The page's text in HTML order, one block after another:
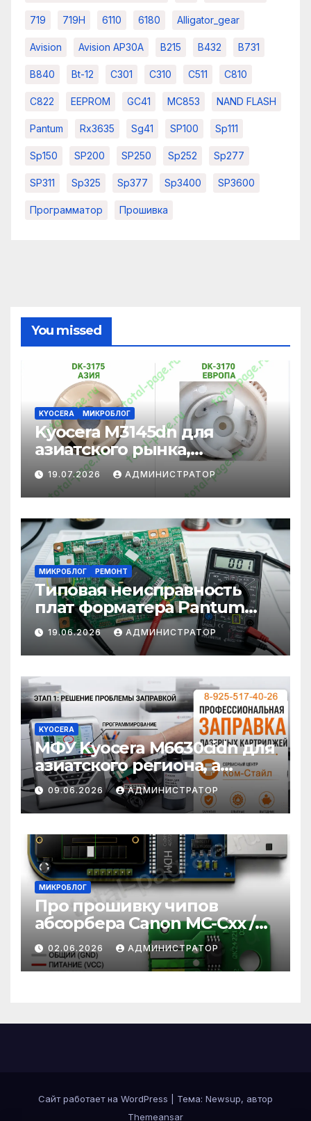
719 719H 6110 6180 Alligator_gear
Avision Avision AP30A B215 B432 B731
B840 Bt-12 C301 C310 C511 C810
C822 EEPROM GC41 MC853 NAND FLASH
Pantum Rx3635 Sg41 SP100 Sp111
Sp150 SP200 SP250 Sp252 Sp277
SP311 Sp325 Sp377 Sp3400 SP3600
Программатор Прошивка
You missed
KYOCERA МИКРОБЛОГ
Kyocera M3145dn для
азиатского рынка,
адаптация под
европейские картриджи
19.07.2026 АДМИНИСТРАТОР
МИКРОБЛОГ РЕМОНТ
Типовая неисправность
плат форматера Pantum
M6500/65XX (rev. Spider 4):
выход из строя DC/DC
преобразователя FR9608SP
19.06.2026 АДМИНИСТРАТОР
KYOCERA
МФУ Kyocera M6630cidn для
азиатского региона, а
картриджи — нет: история
одной заправки Kyocera
09.06.2026 АДМИНИСТРАТОР
МИКРОБЛОГ
Про прошивку чипов
абсорбера Canon MC-Cxx /
MC-xx / MC-Gxx
02.06.2026 АДМИНИСТРАТОР
Сайт работает на WordPress Тема: Newsup, автор
Themeansar